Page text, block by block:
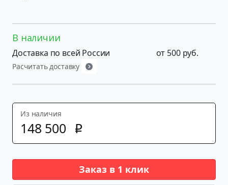
В наличии
Доставка по всей России
Расчитать доставку
от 500 руб.
Из наличия
148 500 p
Заказ в 1 клик